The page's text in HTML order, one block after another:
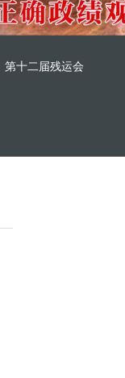
第十二届残运会